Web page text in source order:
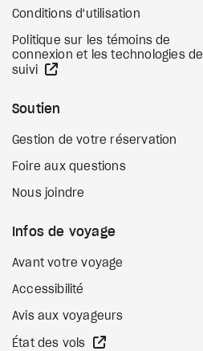
Conditions d'utilisation
Politique sur les témoins de
connexion et les technologies de
suivi
Soutien
Gestion de votre réservation
Foire aux questions
Nous joindre
Infos de voyage
Avant votre voyage
Accessibilité
Avis aux voyageurs
État des vols